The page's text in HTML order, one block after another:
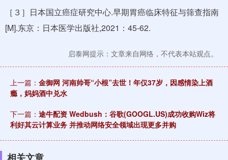
［３］日本国立癌症研究中心.早期胃癌临床特征与筛查指南
[M].东京：日本医学出版社,2021：45-62.
启泰网提示：文章来自网络，不代表本站观点。
上一篇： 金御网 河南帅哥“小根”去世！年仅37岁，因感情染上酒
瘾，妈妈酒中兑水
下一篇： 途牛配资 Wedbush：谷歌(GOOGL.US)成功收购Wiz将
利好其云计算业务 并推动网络安全领域出现更多并购